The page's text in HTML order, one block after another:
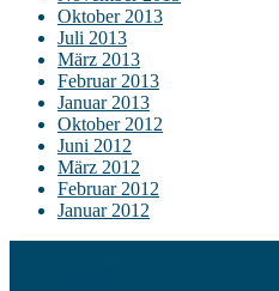
Oktober 2013
Juli 2013
März 2013
Februar 2013
Januar 2013
Oktober 2012
Juni 2012
März 2012
Februar 2012
Januar 2012